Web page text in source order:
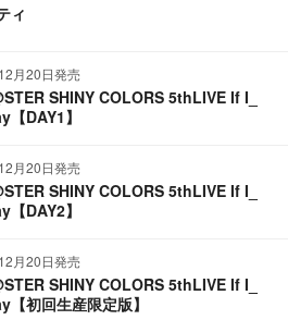
ィ
月20日発売
SHINY COLORS 5thLIVE If I_
DAY1】
月20日発売
SHINY COLORS 5thLIVE If I_
DAY2】
月20日発売
SHINY COLORS 5thLIVE If I_
初回生産限定版】